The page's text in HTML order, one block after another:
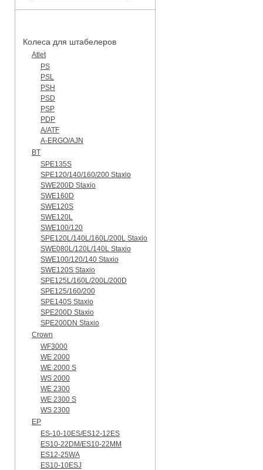
Колеса для штабелеров
Atlet
PS
PSL
PSH
PSD
PSP
PDP
A/ATF
A-ERGO/AJN
BT
SPE135S
SPE120/140/160/200 Staxio
SWE200D Staxio
SWE160D
SWE120S
SWE120L
SWE100/120
SPE120L/140L/160L/200L Staxio
SWE080L/120L/140L Staxio
SWE100/120/140 Staxio
SWE120S Staxio
SPE125L/160L/200L/200D
SPE125/160/200
SPE140S Staxio
SPE200D Staxio
SPE200DN Staxio
Crown
WF3000
WE 2000
WE 2000 S
WS 2000
WE 2300
WE 2300 S
WS 2300
EP
ES-10-10ES/ES12-12ES
ES10-22DM/ES10-22MM
ES12-25WA
ES10-10ESJ